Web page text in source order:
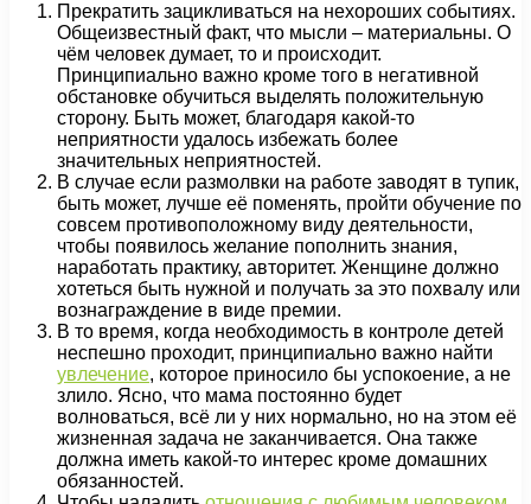
Прекратить зацикливаться на нехороших событиях.
Общеизвестный факт, что мысли – материальны. О
чём человек думает, то и происходит.
Принципиально важно кроме того в негативной
обстановке обучиться выделять положительную
сторону. Быть может, благодаря какой-то
неприятности удалось избежать более
значительных неприятностей.
В случае если размолвки на работе заводят в тупик,
быть может, лучше её поменять, пройти обучение по
совсем противоположному виду деятельности,
чтобы появилось желание пополнить знания,
наработать практику, авторитет. Женщине должно
хотеться быть нужной и получать за это похвалу или
вознаграждение в виде премии.
В то время, когда необходимость в контроле детей
неспешно проходит, принципиально важно найти
увлечение, которое приносило бы успокоение, а не
злило. Ясно, что мама постоянно будет
волноваться, всё ли у них нормально, но на этом её
жизненная задача не заканчивается. Она также
должна иметь какой-то интерес кроме домашних
обязанностей.